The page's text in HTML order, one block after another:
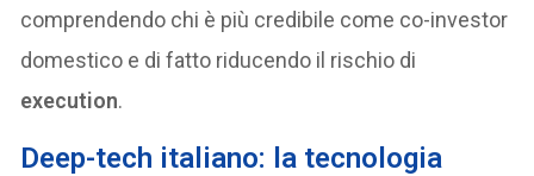
comprendendo chi è più credibile come co-investor
domestico e di fatto riducendo il rischio di
execution.
Deep-tech italiano: la tecnologia